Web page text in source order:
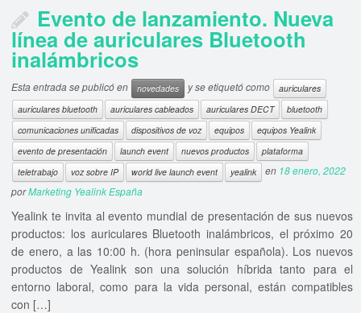
Evento de lanzamiento. Nueva
línea de auriculares Bluetooth
inalámbricos
Esta entrada se publicó en novedades y se etiquetó como
auriculares
auriculares bluetooth
auriculares cableados auriculares DECT
bluetooth
comunicaciones unificadas
dispositivos de voz equipos
equipos Yealink
evento de presentación
launch event nuevos productos
plataforma
teletrabajo
voz sobre IP world live launch event yealink en 18 enero, 2022
porMarketing Yealink España
Yealink te invita al evento mundial de presentación de sus nuevos
productos: los auriculares Bluetooth inalámbricos, el próximo 20
de enero, a las 10:00 h. (hora peninsular española). Los nuevos
productos de Yealink son una solución híbrida tanto para el
entorno laboral, como para la vida personal, están compatibles
con […]